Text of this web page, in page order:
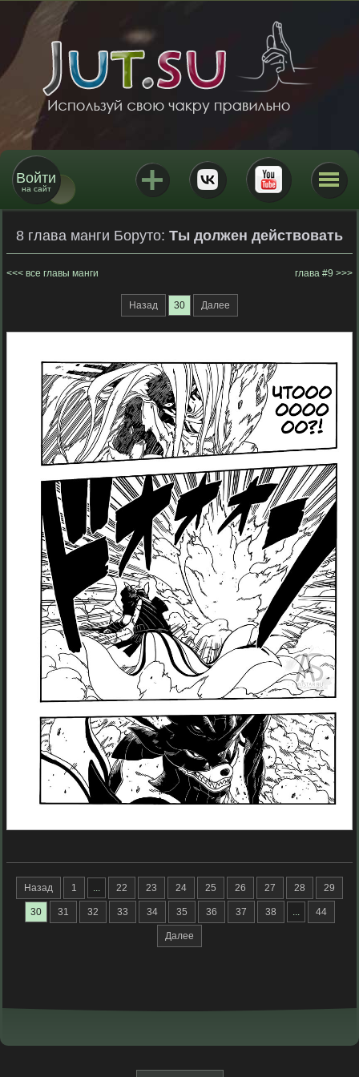
Войти
на сайт
8 глава манги Боруто: Ты должен действовать
все главы манги глава #9
Назад 30 Далее
Назад 1 ... 22 23 24 25 26 27 28 29
30 31 32 33 34 35 36 37 38 ... 44
Далее